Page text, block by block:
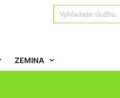
Search
for:
ZEMINA